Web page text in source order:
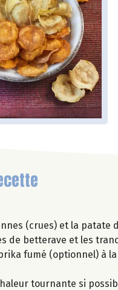
(crues) et la patate
de betterave et les
fumé (optionnel) à
tournante si